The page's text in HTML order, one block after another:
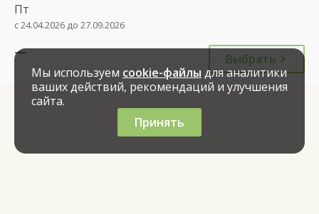
Пт
с 24.04.2026 до 27.09.2026
—
Выбрать
Мы используем cookie-файлы для аналитики
ваших действий, рекомендаций и улучшения
сайта.
Принять